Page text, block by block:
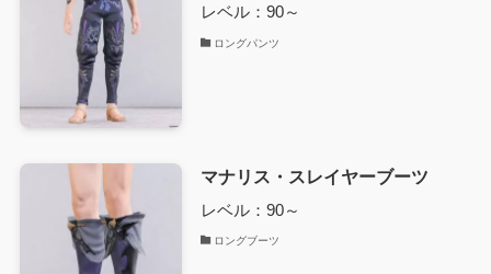
レベル：90～
ロングパンツ
マナリス・スレイヤーブーツ
レベル：90～
ロングブーツ